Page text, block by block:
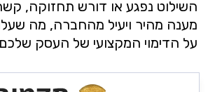
השילוט נפגע או דורש תחזוקה,
מענה מהיר ויעיל מהחברה, מה
על הדימוי המקצועי של העסק